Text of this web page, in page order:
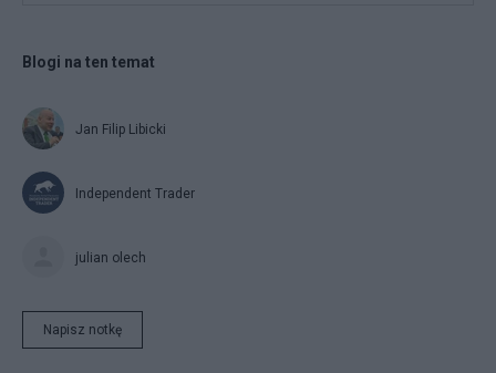
Blogi na ten temat
Jan Filip Libicki
Independent Trader
julian olech
Napisz notkę